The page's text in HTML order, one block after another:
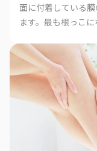
面に付着している
ます。最も根っこに